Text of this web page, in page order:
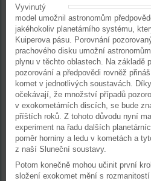
Vyvinutý
model umožnil astronomům
jakéhokoliv planetárního systému,
Kuiperova pásu. Porovnání
prachového disku umožní
plynu v těchto oblastech. Na základě
pozorování a předpovědi rovněž
komet v jednotlivých soustavách.
očekávají, že množství případů
v exokometárních discích, se bude
příštích roků. Z tohoto důvodu nyní
experiment na řadu dalších
poměr horniny a ledu v kometách a
z naší Sluneční soustavy.
Potom konečně mohou učinit první
složení exokomet mění s